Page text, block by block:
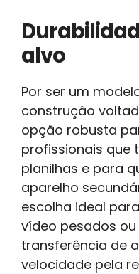
alvo
Por ser um
construção
opção robusta
profissionais que
planilhas e para
aparelho
escolha ideal
vídeo pesados
transferência de
velocidade pela